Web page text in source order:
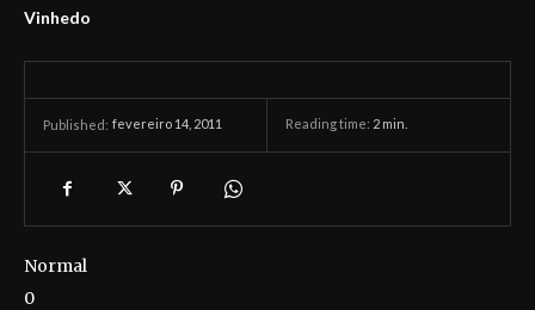
Vinhedo
Published: fevereiro 14, 2011 Reading time: 2 min.
Normal
0